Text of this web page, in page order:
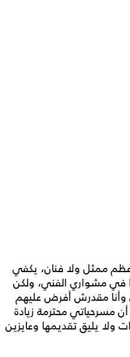
ممثل ولا فنان، يكفي
في مشواري الفني، ولكن
مقدرش أفرض عليهم
مسرحياتي محترمة زيادة
يليق تقديمها وعايزين